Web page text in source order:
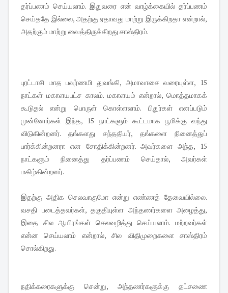
தர்ப்பணம் செய்யலாம். இதுவரை என் வாழ்க்கையில் தர்ப்பணம்
செய்ததே இல்லை, அதற்கு ஏதாவது மாற்று இருக்கிறதா என்றால்,
அதற்கும் மாற்று வைத்திருக்கிறது சாஸ்திரம்.
புரட்டாசி மாத பவுர்ணமி துவங்கி, அமாவாசை வரையுள்ள, 15
நாட்கள் மகாளயபட்ச காலம். மகாளயம் என்றால், மொத்தமாகக்
கூடுதல் என்று பொருள் கொள்ளலாம். பிதுர்கள் எனப்படும்
முன்னோர்கள் இந்த, 15 நாட்களும் கூட்டமாக பூமிக்கு வந்து
விடுகின்றனர். தங்களது சந்ததியர், தங்களை நினைத்துப்
பார்க்கின்றனரா என சோதிக்கின்றனர். அவர்களை அந்த, 15
நாட்களும் நினைத்து தர்ப்பணம் செய்தால், அவர்கள்
மகிழ்கின்றனர்.
இதற்கு அதிக செலவாகுமோ என்று எண்ணத் தேவையில்லை.
வசதி படைத்தவர்கள், தகுதியுள்ள அந்தணர்களை அழைத்து,
இதை சில ஆயிரங்கள் செலவழித்து செய்யலாம். மற்றவர்கள்
என்ன செய்யலாம் என்றால், சில விதிமுறைகளை சாஸ்திரம்
சொல்கிறது.
நதிக்கரைகளுக்கு சென்று, அந்தணர்களுக்கு தட்சணை